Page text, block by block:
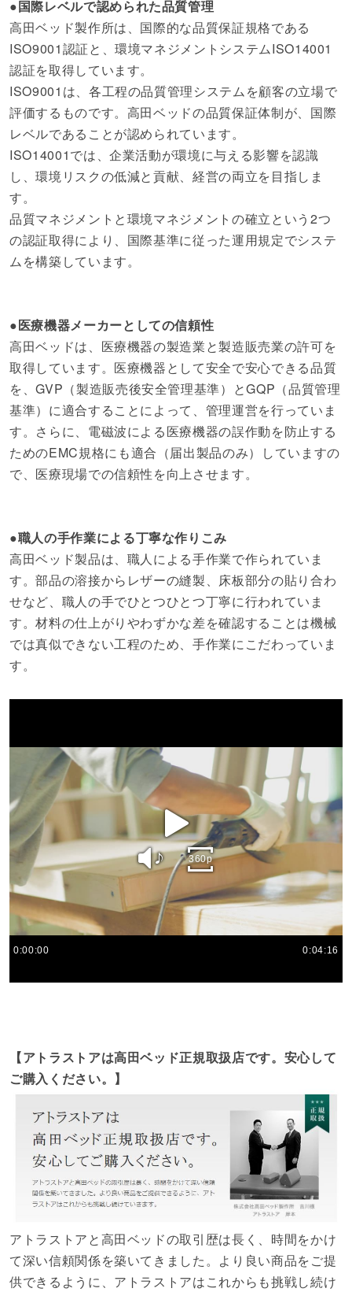
●国際レベルで認められた品質管理
高田ベッド製作所は、国際的な品質保証規格である
ISO9001認証と、環境マネジメントシステムISO14001
認証を取得しています。
ISO9001は、各工程の品質管理システムを顧客の立場で
評価するものです。高田ベッドの品質保証体制が、国際
レベルであることが認められています。
ISO14001では、企業活動が環境に与える影響を認識
し、環境リスクの低減と貢献、経営の両立を目指しま
す。
品質マネジメントと環境マネジメントの確立という2つ
の認証取得により、国際基準に従った運用規定でシステ
ムを構築しています。
●医療機器メーカーとしての信頼性
高田ベッドは、医療機器の製造業と製造販売業の許可を
取得しています。医療機器として安全で安心できる品質
を、GVP（製造販売後安全管理基準）とGQP（品質管理
基準）に適合することによって、管理運営を行っていま
す。さらに、電磁波による医療機器の誤作動を防止する
ためのEMC規格にも適合（届出製品のみ）していますの
で、医療現場での信頼性を向上させます。
●職人の手作業による丁寧な作りこみ
高田ベッド製品は、職人による手作業で作られていま
す。部品の溶接からレザーの縫製、床板部分の貼り合わ
せなど、職人の手でひとつひとつ丁寧に行われていま
す。材料の仕上がりやわずかな差を確認することは機械
では真似できない工程のため、手作業にこだわっていま
す。
play
sound
360p
0:00:00 0:04:16
【アトラストアは高田ベッド正規取扱店です。安心して
ご購入ください。】
アトラストアと高田ベッドの取引歴は長く、時間をかけ
て深い信頼関係を築いてきました。より良い商品をご提
供できるように、アトラストアはこれからも挑戦し続け